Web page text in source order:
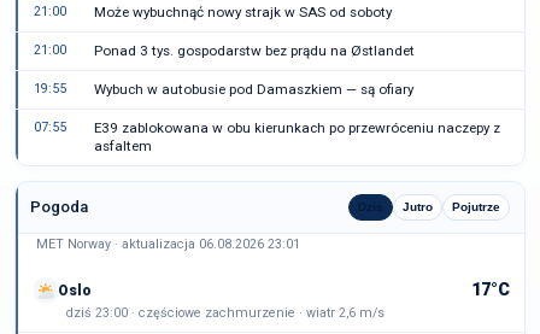
21:00 Może wybuchnąć nowy strajk w SAS od soboty
21:00 Ponad 3 tys. gospodarstw bez prądu na Østlandet
19:55 Wybuch w autobusie pod Damaszkiem — są ofiary
07:55
E39 zablokowana w obu kierunkach po przewróceniu naczepy z
asfaltem
Pogoda Dziś Jutro Pojutrze
MET Norway · aktualizacja 06.08.2026 23:01
Oslo 17°C
dziś 23:00 · częściowe zachmurzenie · wiatr 2,6 m/s